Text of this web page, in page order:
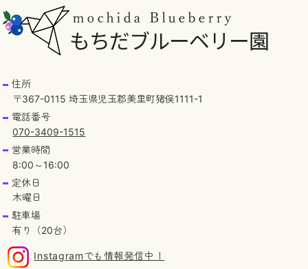
住所
〒367-0115 埼玉県児玉郡美里町猪俣1111-1
電話番号
070-3409-1515
営業時間
8:00～16:00
定休日
木曜日
駐車場
有り（20台）
Instagramでも情報発信中！